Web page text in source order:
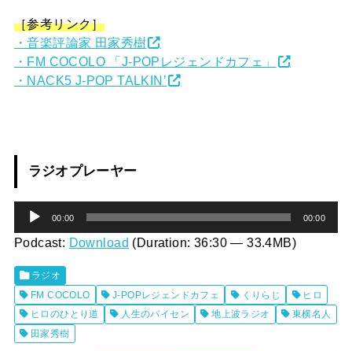
［参考リンク］
・音楽評論家 田家秀樹
・FM COCOLO 「J-POPレジェンドカフェ」
・NACK5 J-POP TALKIN’
ラジオプレーヤー
声
レ
ー
ヤ
00:00 00:00
Podcast: Download (Duration: 36:30 — 33.4MB)
ラジオ
FM COCOLO
J-POPレジェンドカフェ くりらじ
ヒロ
ヒロのひとり道
人生のパイセン 地上波ラジオ
東横名人
田家秀樹